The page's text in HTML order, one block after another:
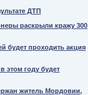
ДТП
раскрыли кражу 300
будет проходить акция
этом году будет
житель Мордовии,